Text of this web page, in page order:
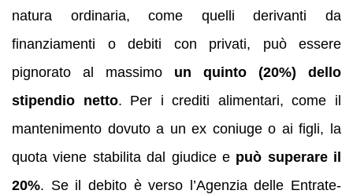
natura ordinaria, come quelli derivanti da
finanziamenti o debiti con privati, può essere
pignorato al massimo un quinto (20%) dello
stipendio netto. Per i crediti alimentari, come il
mantenimento dovuto a un ex coniuge o ai figli, la
quota viene stabilita dal giudice e può superare il
20%. Se il debito è verso l’Agenzia delle Entrate-